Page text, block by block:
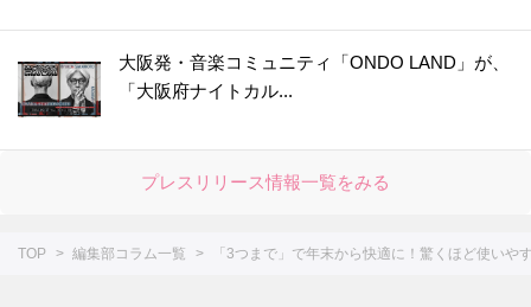
大阪発・音楽コミュニティ「ONDO LAND」が、
「大阪府ナイトカル...
プレスリリース情報一覧をみる
TOP 編集部コラム一覧 「3つまで」で年末から快適に！驚くほど使い